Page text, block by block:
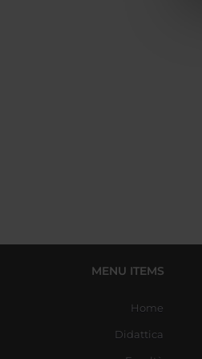
MENU ITEMS
Home
Didattica